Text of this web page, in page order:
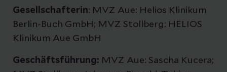
Gesellschafterin: MVZ Aue: Helios Klinikum
Berlin-Buch GmbH; MVZ Stollberg: HELIOS
Klinikum Aue GmbH
Geschäftsführung: MVZ Aue: Sascha Kucera;